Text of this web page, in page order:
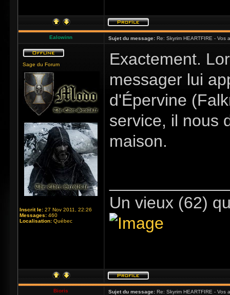
Ealowinn Sujet du message: Re: Skyrim HEARTFIRE - Vos
Sage du Forum
Inscrit le: 27 Nov 2011, 22:26
Messages: 460
Localisation: Québec
Exactement.
messager lui
d'Épervine
service, il nous
maison.
Un vieux (62)
Bioris Sujet du message: Re: Skyrim HEARTFIRE - Vos